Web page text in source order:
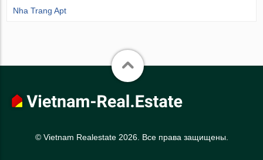
Nha Trang Apt
© Vietnam Realestate 2026. Все права защищены.